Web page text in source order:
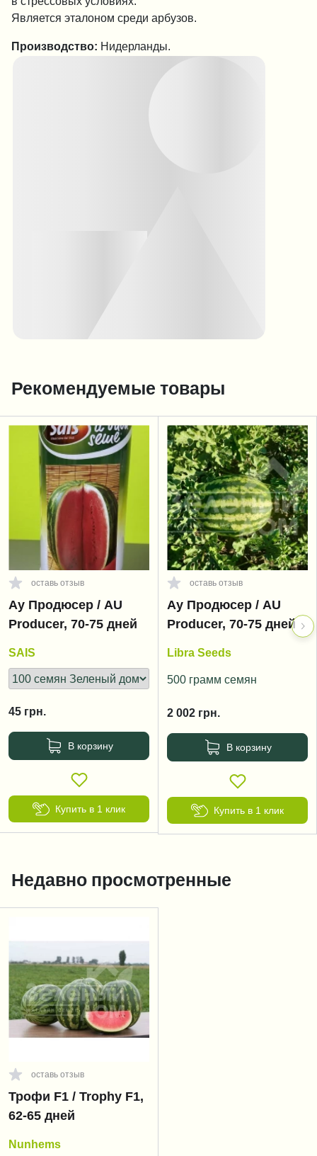
Является эталоном среди арбузов.
Производство: Нидерланды.
Рекомендуемые товары
оставь отзыв
Ау Продюсер / AU
Producer, 70-75 дней
SAIS
45 грн.
В корзину
Купить в 1 клик
оставь отзыв
Ау Продюсер / AU
Producer, 70-75 дней
Libra Seeds
500 грамм семян
2 002 грн.
В корзину
Купить в 1 клик
Недавно просмотренные
оставь отзыв
Трофи F1 / Trophy F1,
62-65 дней
Nunhems